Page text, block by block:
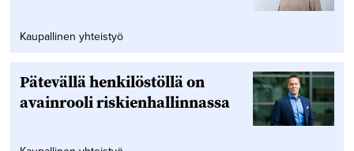
Kaupallinen yhteistyö
Pätevällä henkilöstöllä on
avainrooli riskienhallinnassa